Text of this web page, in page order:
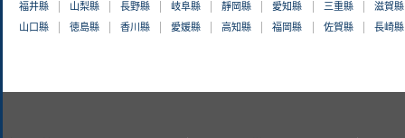
福井縣
山梨縣 長野縣 岐阜縣 靜岡縣 愛知縣 三重縣
滋賀縣
山口縣
徳島縣 香川縣 愛媛縣 高知縣 福岡縣 佐賀縣 長崎縣